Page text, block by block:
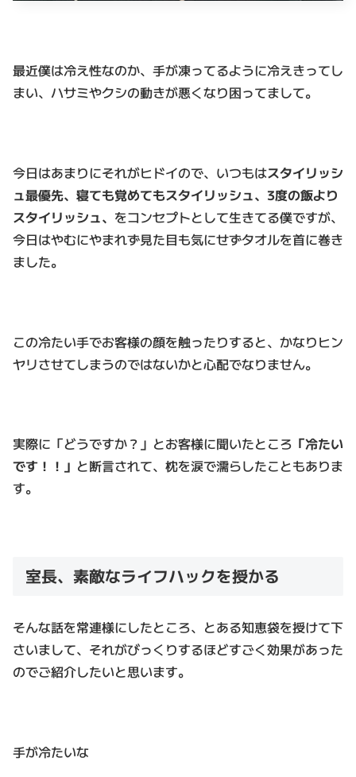
最近僕は冷え性なのか、手が凍ってるように冷えきってし
まい、ハサミやクシの動きが悪くなり困ってまして。
今日はあまりにそれがヒドイので、いつもはスタイリッシ
ュ最優先、寝ても覚めてもスタイリッシュ、3度の飯より
スタイリッシュ、 をコンセプトとして生きてる僕ですが、
今日はやむにやまれず見た目も気にせずタオルを首に巻き
ました。
この冷たい手でお客様の顔を触ったりすると、かなりヒン
ヤリさせてしまうのではないかと心配でなりません。
実際に「どうですか？」とお客様に聞いたところ 「冷たい
です！！」 と断言されて、枕を涙で濡らしたこともありま
す。
室長、素敵なライフハックを授かる
そんな話を常連様にしたところ、とある知恵袋を授けて下
さいまして、それがびっくりするほどすごく効果があった
のでご紹介したいと思います。
手が冷たいな